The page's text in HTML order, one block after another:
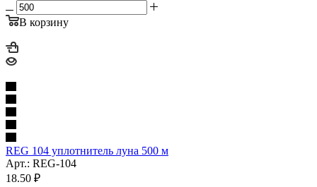
В корзину
REG 104 уплотнитель луна 500 м
Арт.: REG-104
18.50 ₽